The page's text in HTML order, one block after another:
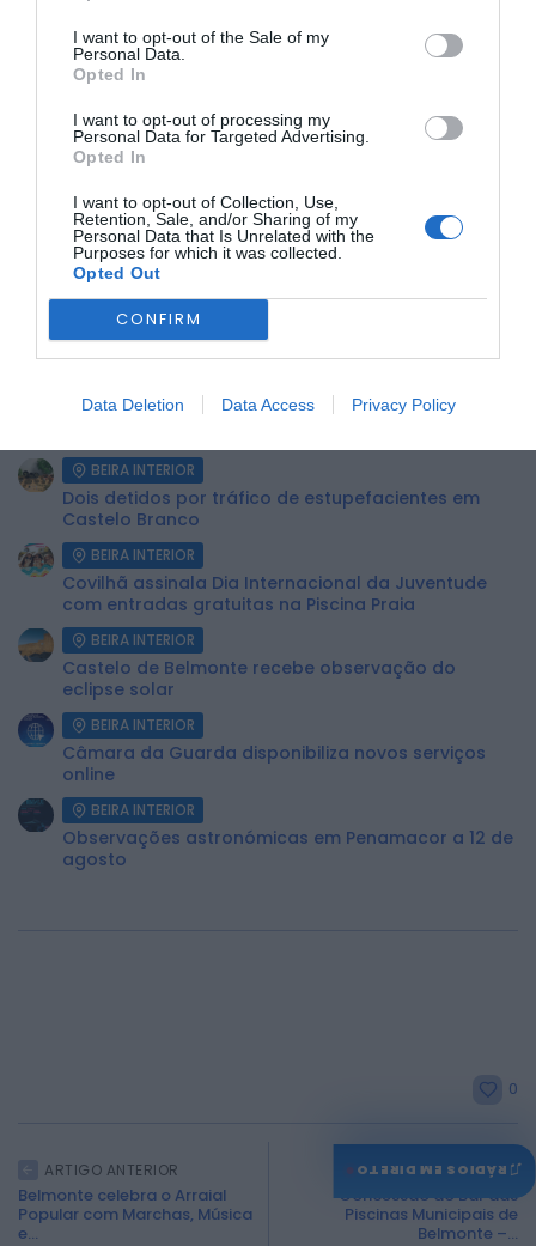
I want to opt-out of the Sale of my
Personal Data.
Opted In
I want to opt-out of processing my
Personal Data for Targeted Advertising.
Opted In
I want to opt-out of Collection, Use,
Retention, Sale, and/or Sharing of my
Personal Data that Is Unrelated with the
Purposes for which it was collected.
Opted Out
CONFIRM
Data Deletion Data Access Privacy Policy
Este será um momento simbólico de despedida de mais
novos desafios.
A entrada é livre
ÚLTIMA HORA:
BEIRA INTERIOR
Centum Cellas entra na fase decisiva das Novas 7
Maravilhas de Portugal
ULS da Guarda recebe quatro novas Unidades
BEIRA INTERIOR
Dois detidos por tráfico de estupefacientes em
Castelo Branco
BEIRA INTERIOR
Covilhã assinala Dia Internacional da Juventude
com entradas gratuitas na Piscina Praia
BEIRA INTERIOR
Castelo de Belmonte recebe observação do
eclipse solar
BEIRA INTERIOR
Câmara da Guarda disponibiliza novos serviços
online
BEIRA INTERIOR
Observações astronómicas em Penamacor a 12 de
agosto
0
ARTIGO ANTERIOR
Belmonte celebra o Arraial
Popular com Marchas, Música
e...
ARTIGO SEGUINTE
Concessão do Bar das
Piscinas Municipais de
Belmonte –...
♫
RÁDIOS EM DIRETO